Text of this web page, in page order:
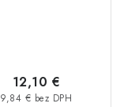
9,84 € bez DPH
12,10 €